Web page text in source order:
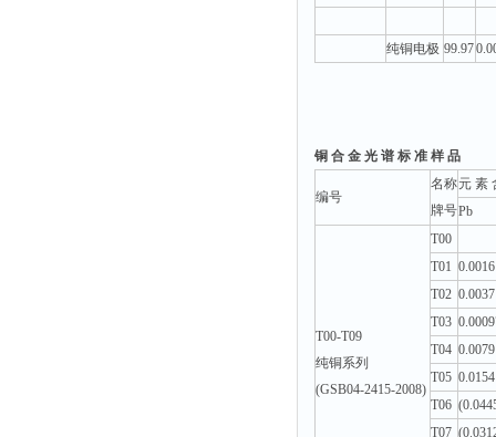
纯铜电极 99.97
铜 合 金 光 谱 标 准 样 品
编号
名称
牌号
元 素
Pb
T00-T09
纯铜系列
(GSB04-2415-2008)
T00
T01 0.0016
T02 0.0037
T03
T04 0.0079
T05 0.0154
T06
T07